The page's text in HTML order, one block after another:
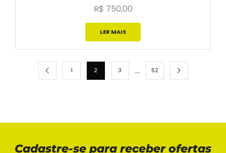
R$ 750,00
LER MAIS
1 2 3 … 52
Cadastre-se para receber ofertas